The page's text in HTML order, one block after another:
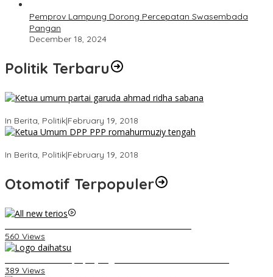
Pemprov Lampung Dorong Percepatan Swasembada
Pangan
December 18, 2024
Politik Terbaru
In Berita, Politik|February 19, 2018
In Berita, Politik|February 19, 2018
Otomotif Terpopuler
560 Views
389 Views